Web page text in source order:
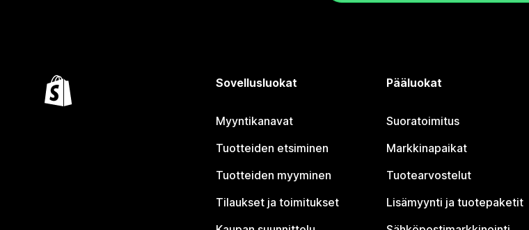
Sovellusluokat
Myyntikanavat
Tuotteiden etsiminen
Tuotteiden myyminen
Tilaukset ja toimitukset
Pääluokat
Suoratoimitus
Markkinapaikat
Tuotearvostelut
Lisämyynti ja tuotepaketit